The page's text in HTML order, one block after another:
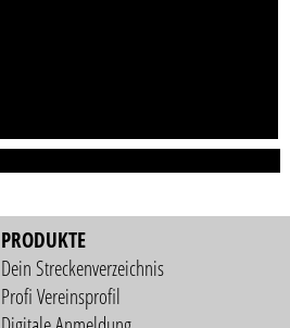
PRODUKTE
Dein Streckenverzeichnis
Profi Vereinsprofil